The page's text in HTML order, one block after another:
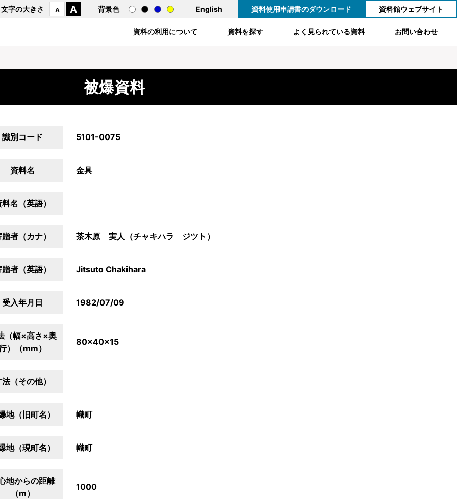
文字の大きさ A A 背景色 English 資料使用申請書のダウンロード 資料館ウェブサイト
資料の利用について 資料を探す よく見られている資料 お問い合わせ
被爆資料
識別コード 5101-0075
資料名 金具
名（英語）
者（カナ） 茶木原 実人（チャキハラ ジツト）
者（英語） Jitsuto Chakihara
受入年月日 1982/07/09
（幅×高さ×奥
）（mm）
80×40×15
（その他）
地（旧町名） 幟町
地（現町名） 幟町
地からの距離
（m）
1000